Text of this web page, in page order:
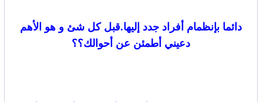
دائما بإنظمام أفراد جدد إليها.قبل كل شئ و هو الأهم
دعيني أطمئن عن أحوالك؟؟